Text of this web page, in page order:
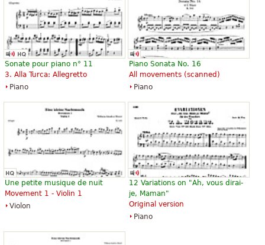
Sonate pour piano n° 11
3. Alla Turca: Allegretto
Piano
Piano Sonata No. 16
All movements (scanned)
Piano
Une petite musique de nuit
Movement 1 - Violin 1
Violon
12 Variations on "Ah, vous dirai-
je, Maman"
Original version
Piano